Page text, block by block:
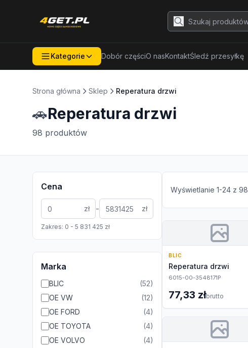
Kategorie Dobór częściO nasKontaktŚledź przesyłkę
Strona główna Sklep Reperatura drzwi
🚗Reperatura drzwi
98 produktów
Cena
zł - zł
Zakres: 0 - 5 831 425 zł
Marka
BLIC (52)
OE VW
(12)
OE FORD
(4)
OE TOYOTA
(4)
OE VOLVO
(4)
Wyświetlanie 1-24 z 98
BLIC
Reperatura drzwi
6015-00-3548171P
77,33 złbrutto